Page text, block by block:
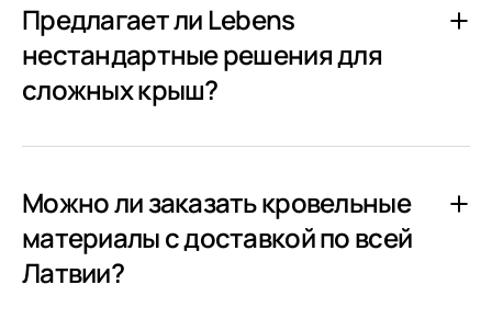
Предлагает ли Lebens
нестандартные решения для
сложных крыш?
Можно ли заказать кровельные
материалы с доставкой по всей
Латвии?